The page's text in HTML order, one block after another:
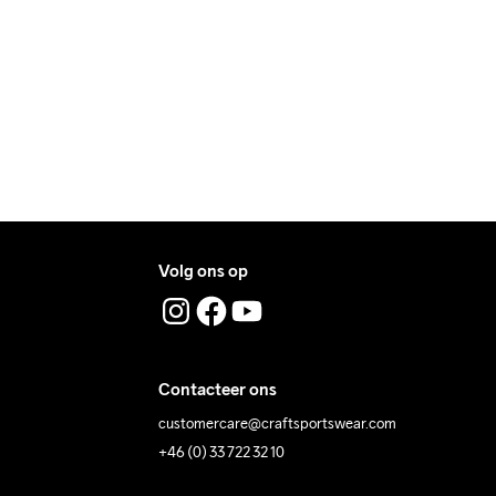
Volg ons op
Contacteer ons
customercare@craftsportswear.com
+46 (0) 33 722 32 10